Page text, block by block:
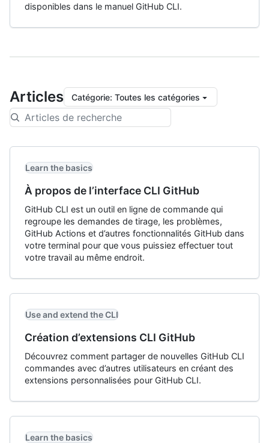
disponibles dans le manuel GitHub CLI.
Articles Catégorie: Toutes les catégories
Learn the basics
À propos de l’interface CLI GitHub
GitHub CLI est un outil en ligne de commande qui
regroupe les demandes de tirage, les problèmes,
GitHub Actions et d’autres fonctionnalités GitHub dans
votre terminal pour que vous puissiez effectuer tout
votre travail au même endroit.
Use and extend the CLI
Création d’extensions CLI GitHub
Découvrez comment partager de nouvelles GitHub CLI
commandes avec d’autres utilisateurs en créant des
extensions personnalisées pour GitHub CLI.
Learn the basics